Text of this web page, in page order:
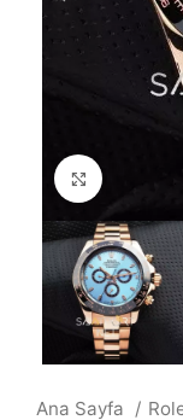
Ana Sayfa